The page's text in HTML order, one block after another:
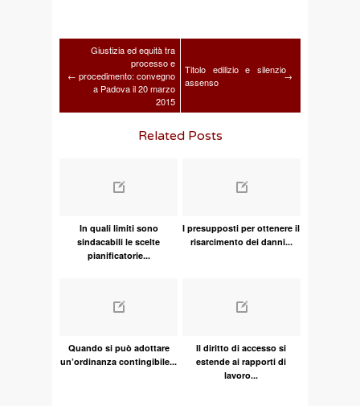
←
Giustizia ed equità tra
processo e
procedimento: convegno
a Padova il 20 marzo
2015
Titolo edilizio e silenzio
assenso
→
Related Posts
In quali limiti sono
sindacabili le scelte
pianificatorie...
I presupposti per ottenere il
risarcimento dei danni...
Quando si può adottare
un’ordinanza contingibile...
Il diritto di accesso si
estende ai rapporti di
lavoro...